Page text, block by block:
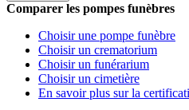
Comparer les pompes funèbres
Choisir une pompe funèbre
Choisir un crematorium
Choisir un funérarium
Choisir un cimetière
En savoir plus sur la